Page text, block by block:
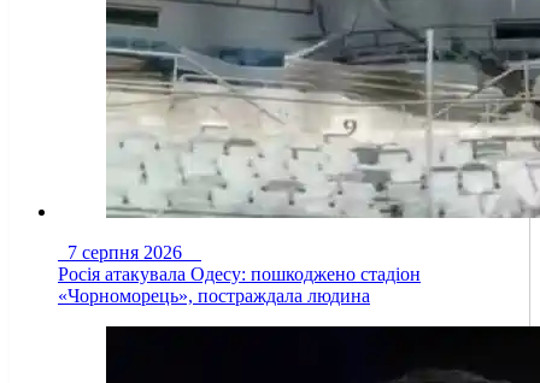
7 серпня 2026
Росія атакувала Одесу: пошкоджено стадіон
«Чорноморець», постраждала людина